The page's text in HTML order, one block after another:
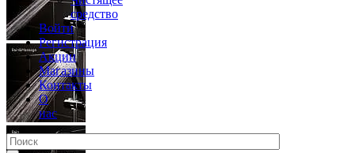
средство
Войти
Регистрация
Акции
Магазины
Контакты
О
нас